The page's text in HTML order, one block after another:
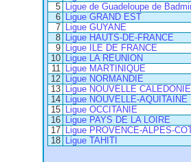
5
Ligue de Guadeloupe de
6
Ligue GRAND EST
7
Ligue GUYANE
8
Ligue HAUTS-DE-FRANCE
9
Ligue ILE DE FRANCE
10
Ligue LA REUNION
11
Ligue MARTINIQUE
12
Ligue NORMANDIE
13
Ligue NOUVELLE CALEDONIE
14
Ligue NOUVELLE-AQUITAINE
15
Ligue OCCITANIE
16
Ligue PAYS DE LA LOIRE
17
Ligue PROVENCE-ALPES-
18
Ligue TAHITI